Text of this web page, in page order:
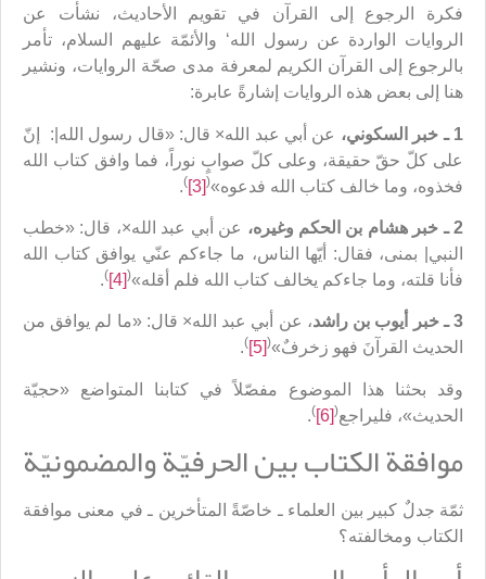
فكرة الرجوع إلى القرآن في تقويم الأحاديث، نشأت عن
الروايات الواردة عن رسول الله‘ والأئمّة عليهم السلام، تأمر
بالرجوع إلى القرآن الكريم لمعرفة مدى صحّة الروايات، ونشير
هنا إلى بعض هذه الروايات إشارةً عابرة:
1 ـ خبر السكوني،
عن أبي عبد الله× قال: «قال رسول الله|: ‏ إنّ
على كلّ حقّ حقيقة، وعلى كلّ صوابٍ نوراً، فما وافق كتاب الله
فخذوه، وما خالف كتاب الله فدعوه»(
[3]
)
.
2 ـ خبر هشام بن الحكم وغيره،
عن أبي عبد الله×، قال: «خطب
النبي| بمنى، فقال: أيّها الناس، ما جاءكم عنّي يوافق كتاب الله
فأنا قلته، وما جاءكم يخالف‏ كتاب‏ الله‏ فلم أقله»(
[4]
)
.
3 ـ خبر أيوب بن راشد، عن أبي عبد الله× قال: «ما لم يوافق من
الحديث القرآنَ فهو زخرفٌ»(
[5]
)
.
وقد بحثنا هذا الموضوع مفصّلاً في كتابنا المتواضع «حجيّة
الحديث»، فليراجع(
[6]
)
.
موافقة الكتاب بين الحرفيّة والمضمونيّة
ثمّة جدلٌ كبير بين العلماء ـ خاصّةً المتأخرين ـ في معنى موافقة
الكتاب ومخالفته؟